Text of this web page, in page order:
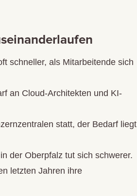
schneller, als Mitarbeitende sich
an Cloud-Architekten und KI-
statt, der Bedarf liegt
der Oberpfalz tut sich schwerer.
letzten Jahren ihre